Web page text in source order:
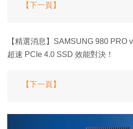
【下一頁】
【精選消息】SAMSUNG 980 PRO
超速 PCIe 4.0 SSD 效能對決！
【下一頁】